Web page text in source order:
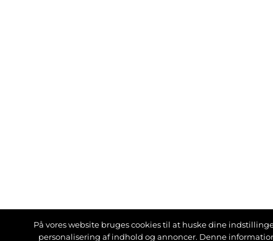
På vores website bruges cookies til at huske dine
personalisering af indhold og annoncer. Denne